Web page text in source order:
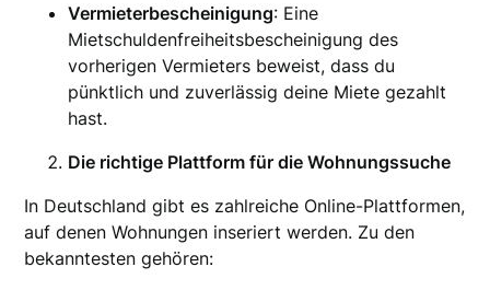
Vermieterbescheinigung: Eine
Mietschuldenfreiheitsbescheinigung des
vorherigen Vermieters beweist, dass du
pünktlich und zuverlässig deine Miete gezahlt
hast.
Die richtige Plattform für die Wohnungssuche
In Deutschland gibt es zahlreiche Online-Plattformen,
auf denen Wohnungen inseriert werden. Zu den
bekanntesten gehören: